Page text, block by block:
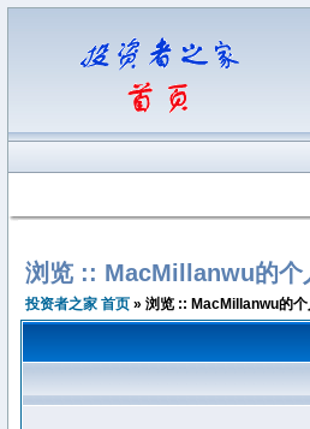
浏览 :: MacMillanwu的个
投资者之家 首页 » 浏览 :: MacMillanwu的个